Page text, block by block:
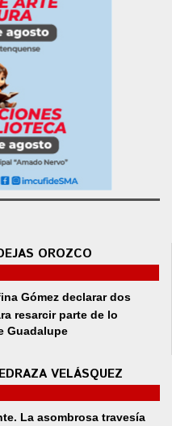
OROZCO
Gómez declarar dos
resarcir parte de lo
Guadalupe
VELÁSQUEZ
La asombrosa travesía